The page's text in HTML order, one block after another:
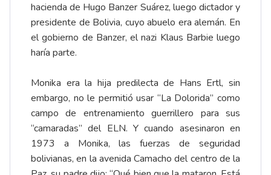
hacienda de Hugo Banzer Suárez, luego dictador y
presidente de Bolivia, cuyo abuelo era alemán. En
el gobierno de Banzer, el nazi Klaus Barbie luego
haría parte.
Monika era la hija predilecta de Hans Ertl, sin
embargo, no le permitió usar “La Dolorida” como
campo de entrenamiento guerrillero para sus
“camaradas” del ELN. Y cuando asesinaron en
1973 a Monika, las fuerzas de seguridad
bolivianas, en la avenida Camacho del centro de la